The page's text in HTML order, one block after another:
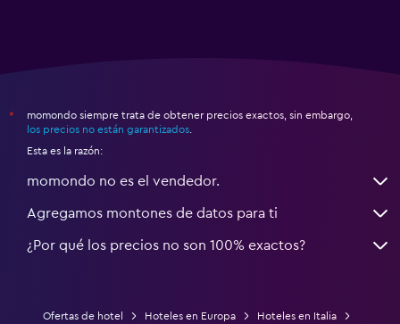
*
momondo siempre trata de obtener precios exactos, sin embargo,
los precios no están garantizados
Esta es la razón:
momondo no es el vendedor.
Agregamos montones de datos para ti
¿Por qué los precios no son 100% exactos?
Ofertas de hotel Hoteles en Europa
Hoteles en Italia